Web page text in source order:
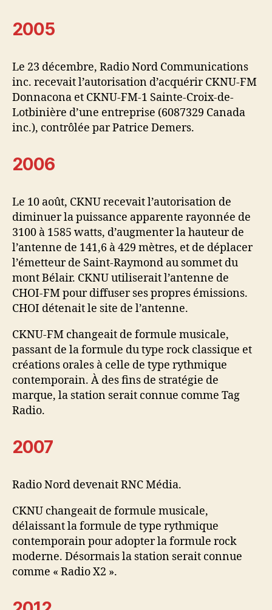
2005
Le 23 décembre, Radio Nord Communications
inc. recevait l’autorisation d’acquérir CKNU-FM
Donnacona et CKNU-FM-1 Sainte-Croix-de-
Lotbinière d’une entreprise (6087329 Canada
inc.), contrôlée par Patrice Demers.
2006
Le 10 août, CKNU recevait l’autorisation de
diminuer la puissance apparente rayonnée de
3100 à 1585 watts, d’augmenter la hauteur de
l’antenne de 141,6 à 429 mètres, et de déplacer
l’émetteur de Saint-Raymond au sommet du
mont Bélair. CKNU utiliserait l’antenne de
CHOI-FM pour diffuser ses propres émissions.
CHOI détenait le site de l’antenne.
CKNU-FM changeait de formule musicale,
passant de la formule du type rock classique et
créations orales à celle de type rythmique
contemporain. À des fins de stratégie de
marque, la station serait connue comme Tag
Radio.
2007
Radio Nord devenait RNC Média.
CKNU changeait de formule musicale,
délaissant la formule de type rythmique
contemporain pour adopter la formule rock
moderne. Désormais la station serait connue
comme « Radio X2 ».